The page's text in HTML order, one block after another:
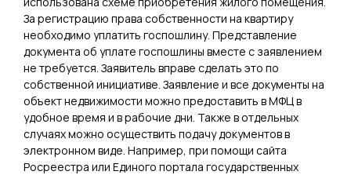
За регистрацию права собственности на квартиру
необходимо уплатить госпошлину. Представление
документа об уплате госпошлины вместе с заявлением
не требуется. Заявитель вправе сделать это по
собственной инициативе. Заявление и все документы на
объект недвижимости можно предоставить в МФЦ в
удобное время и в рабочие дни. Также в отдельных
случаях можно осуществить подачу документов в
электронном виде. Например, при помощи сайта
Росреестра или Единого портала государственных